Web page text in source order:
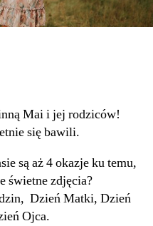
Mai i jej rodziców!
się bawili.
są aż 4 okazje ku temu,
świetne zdjęcia?
Dzień Matki, Dzień
Ojca.